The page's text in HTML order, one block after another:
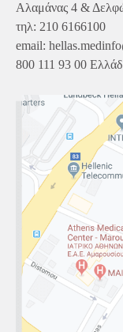
Αλαμάνας 4 &
τηλ: 210 6166100
email:
800 111 93 00